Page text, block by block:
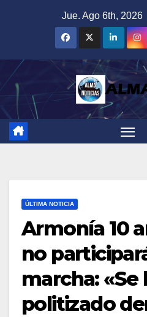
Jue. Ago 6th, 2026
ÚLTIMA NOTICIA
Armonía 10
no
marcha: «Se
politizado